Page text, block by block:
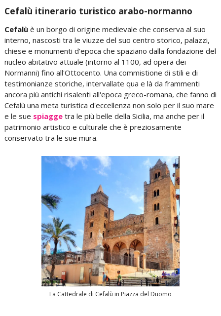
Cefalù itinerario turistico arabo-normanno
Cefalù è un borgo di origine medievale che conserva al suo
interno, nascosti tra le viuzze del suo centro storico, palazzi,
chiese e monumenti d'epoca che spaziano dalla fondazione del
nucleo abitativo attuale (intorno al 1100, ad opera dei
Normanni) fino all'Ottocento. Una commistione di stili e di
testimonianze storiche, intervallate qua e là da frammenti
ancora più antichi risalenti all'epoca greco-romana, che fanno di
Cefalù una meta turistica d'eccellenza non solo per il suo mare
e le sue spiagge tra le più belle della Sicilia, ma anche per il
patrimonio artistico e culturale che è preziosamente
conservato tra le sue mura.
La Cattedrale di Cefalù in Piazza del Duomo